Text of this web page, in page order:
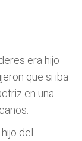
era hijo
que si iba
en una
del